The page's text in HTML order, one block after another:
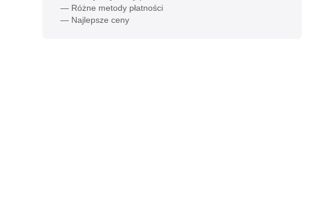
— Różne metody płatności
— Najlepsze ceny